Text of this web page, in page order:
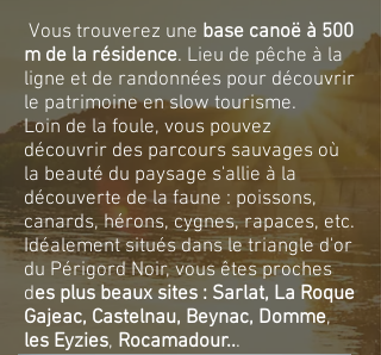
Vous trouverez une base canoë à 500
m de la résidence. Lieu de pêche à la
ligne et de randonnées pour découvrir
le patrimoine en slow tourisme.
Loin de la foule, vous pouvez
découvrir des parcours sauvages où
la beauté du paysage s'allie à la
découverte de la faune : poissons,
canards, hérons, cygnes, rapaces, etc.
Idéalement situés dans le triangle d'or
du Périgord Noir, vous êtes proches
des plus beaux sites : Sarlat, La Roque
Gajeac, Castelnau, Beynac, Domme,
les Eyzies, Rocamadour...